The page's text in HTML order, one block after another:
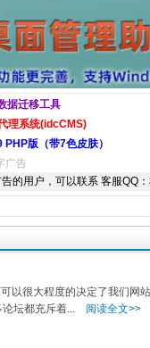
据迁移工具
理系统(idcCMS)
版（带7色皮肤）
广告
的用户，可以联系 客服QQ
很大程度的决定了我们
坛都充斥着...
阅读全文>>